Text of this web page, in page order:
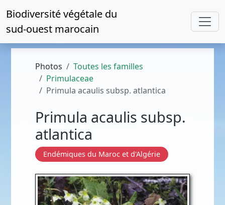
Biodiversité végétale du
sud-ouest marocain
Photos
Toutes les familles
Primulaceae
Primula acaulis subsp. atlantica
Primula acaulis subsp.
atlantica
Endémiques du Maroc et d'Algérie